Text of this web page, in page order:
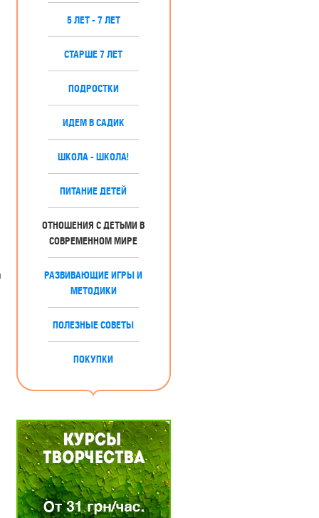
5 ЛЕТ - 7 ЛЕТ
СТАРШЕ 7 ЛЕТ
ПОДРОСТКИ
ИДЕМ В САДИК
ШКОЛА - ШКОЛА!
ПИТАНИЕ ДЕТЕЙ
ОТНОШЕНИЯ С ДЕТЬМИ В
СОВРЕМЕННОМ МИРЕ
РАЗВИВАЮЩИЕ ИГРЫ И
МЕТОДИКИ
ПОЛЕЗНЫЕ СОВЕТЫ
ПОКУПКИ